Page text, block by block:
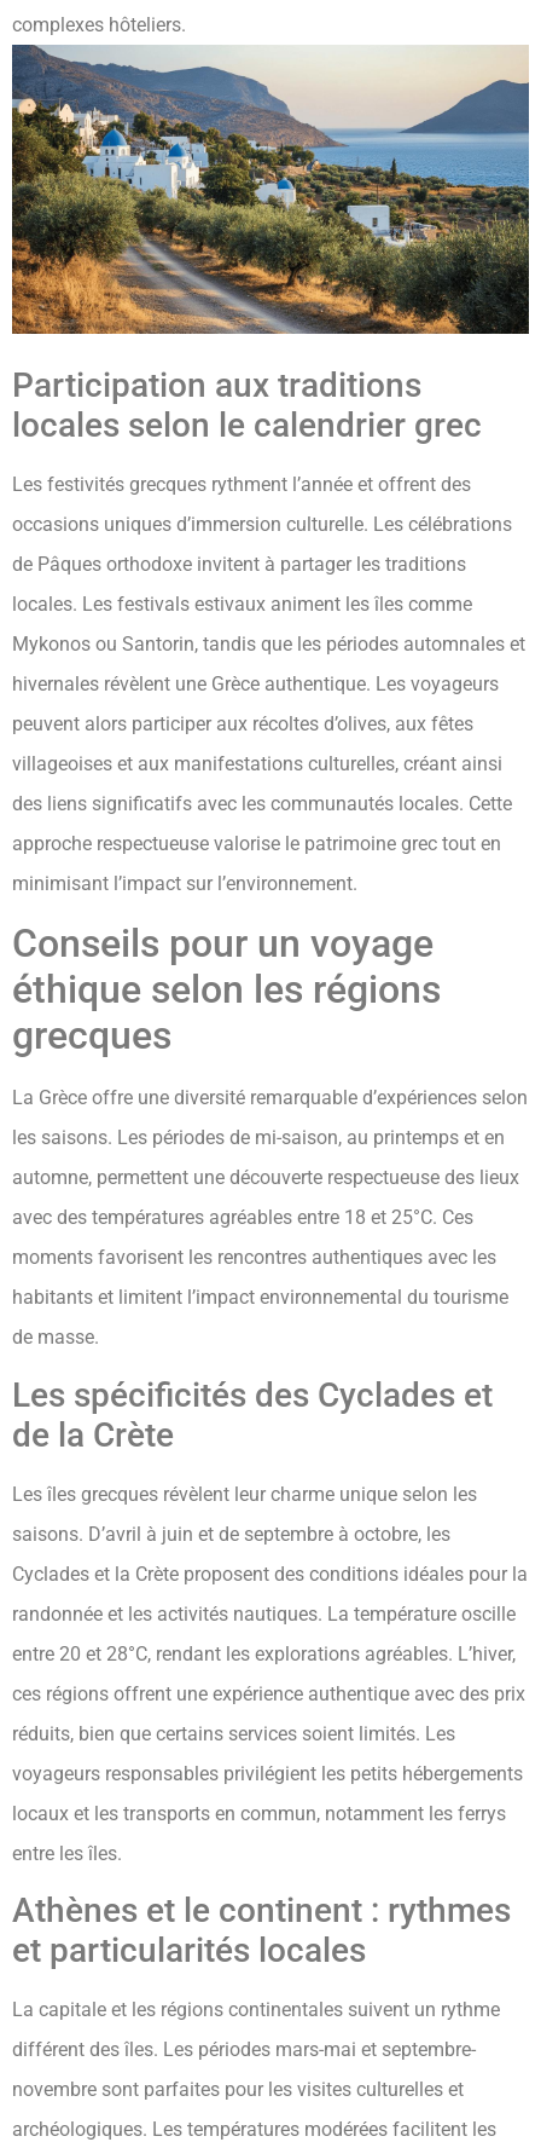
complexes hôteliers.
Participation aux traditions
locales selon le calendrier grec
Les festivités grecques rythment l’année et offrent des
occasions uniques d’immersion culturelle. Les célébrations
de Pâques orthodoxe invitent à partager les traditions
locales. Les festivals estivaux animent les îles comme
Mykonos ou Santorin, tandis que les périodes automnales et
hivernales révèlent une Grèce authentique. Les voyageurs
peuvent alors participer aux récoltes d’olives, aux fêtes
villageoises et aux manifestations culturelles, créant ainsi
des liens significatifs avec les communautés locales. Cette
approche respectueuse valorise le patrimoine grec tout en
minimisant l’impact sur l’environnement.
Conseils pour un voyage
éthique selon les régions
grecques
La Grèce offre une diversité remarquable d’expériences selon
les saisons. Les périodes de mi-saison, au printemps et en
automne, permettent une découverte respectueuse des lieux
avec des températures agréables entre 18 et 25°C. Ces
moments favorisent les rencontres authentiques avec les
habitants et limitent l’impact environnemental du tourisme
de masse.
Les spécificités des Cyclades et
de la Crète
Les îles grecques révèlent leur charme unique selon les
saisons. D’avril à juin et de septembre à octobre, les
Cyclades et la Crète proposent des conditions idéales pour la
randonnée et les activités nautiques. La température oscille
entre 20 et 28°C, rendant les explorations agréables. L’hiver,
ces régions offrent une expérience authentique avec des prix
réduits, bien que certains services soient limités. Les
voyageurs responsables privilégient les petits hébergements
locaux et les transports en commun, notamment les ferrys
entre les îles.
Athènes et le continent : rythmes
et particularités locales
La capitale et les régions continentales suivent un rythme
différent des îles. Les périodes mars-mai et septembre-
novembre sont parfaites pour les visites culturelles et
archéologiques. Les températures modérées facilitent les